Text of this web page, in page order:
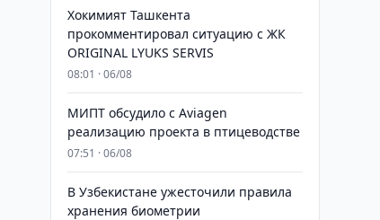
Хокимият Ташкента
прокомментировал ситуацию с ЖК
ORIGINAL LYUKS SERVIS
08:01 · 06/08
МИПТ обсудило с Aviagen
реализацию проекта в птицеводстве
07:51 · 06/08
В Узбекистане ужесточили правила
хранения биометрии